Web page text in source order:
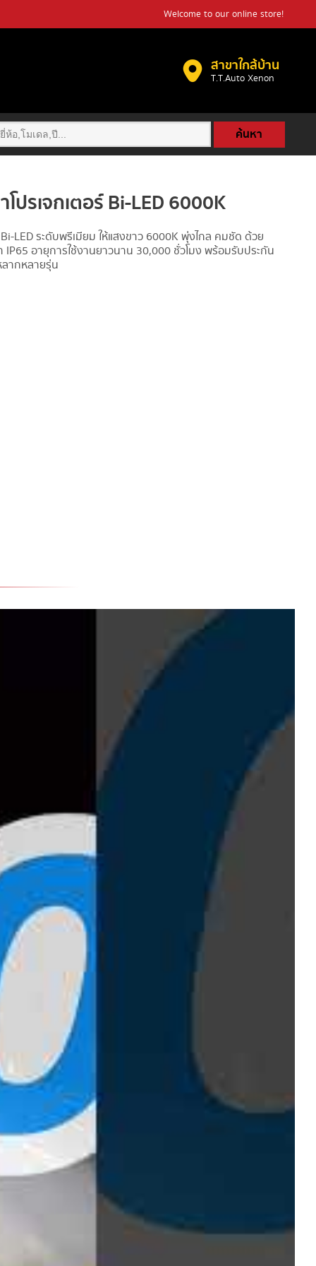
Welcome to our online store!
สาขาใกล้บ้าน
T.T.Auto Xenon​
ค้นหา
โปรเจกเตอร์ Bi-LED 6000K
Bi-LED ระดับพรีเมียม ให้แสงขาว 6000K พุ่งไกล คมชัด ด้วย
IP65 อายุการใช้งานยาวนาน 30,000 ชั่วโมง พร้อมรับประกัน
ากหลายรุ่น